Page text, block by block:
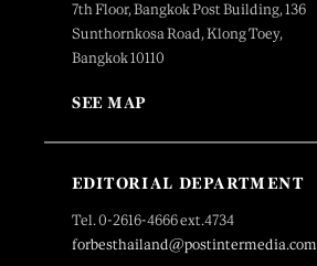
7th Floor, Bangkok Post Building, 136
Sunthornkosa Road, Klong Toey,
Bangkok 10110
SEE MAP
EDITORIAL DEPARTMENT
Tel. 0-2616-4666 ext.4734
forbesthailand@postintermedia.com